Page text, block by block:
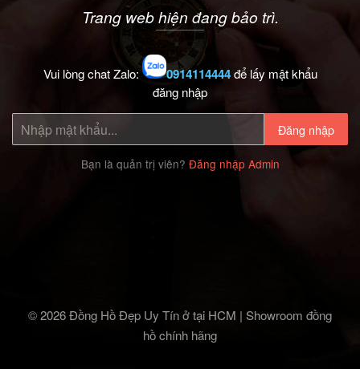
Trang web hiện đang bảo trì.
Vui lòng chat Zalo: 0914114444để lấy mật khẩu
đăng nhập
Đăng nhập
Bạn là quản trị viên? Đăng nhập Admin
© 2026 Đồng Hồ Đẹp Uy Tín ở tại HCM | Showroom đồng
hồ chính hãng‎